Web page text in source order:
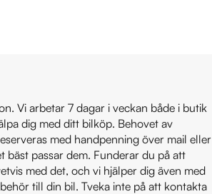
Vi arbetar 7 dagar i veckan både i butik
dig med ditt bilköp. Behovet av
med handpenning över mail eller
passar dem. Funderar du på att
med det, och vi hjälper dig även med
till din bil. Tveka inte på att kontakta